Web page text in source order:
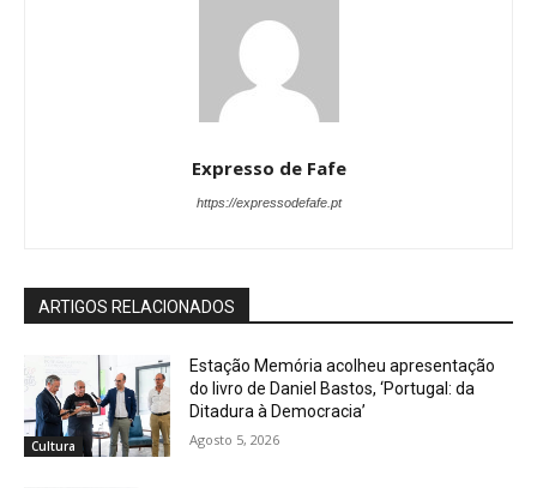
Expresso de Fafe
https://expressodefafe.pt
ARTIGOS RELACIONADOS
Cultura
Estação Memória acolheu apresentação
do livro de Daniel Bastos, ‘Portugal: da
Ditadura à Democracia’
Agosto 5, 2026